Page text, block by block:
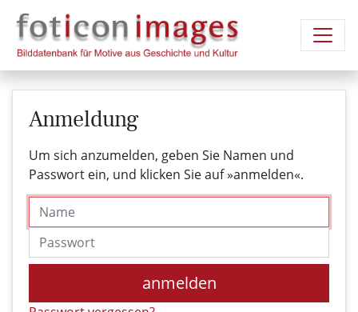
Anmeldung
Um sich anzumelden, geben Sie Namen und
Passwort ein, und klicken Sie auf »anmelden«.
Name
Passwort
anmelden